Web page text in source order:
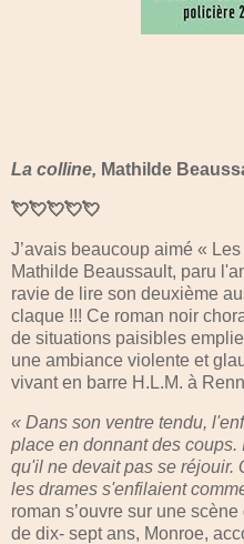
La colline, Mathilde
💘💘💘💘💘
J’avais beaucoup aimé «
Mathilde Beaussault, paru
ravie de lire son deuxième
claque !!! Ce roman noir
de situations paisibles
une ambiance violente et
vivant en barre H.L.M. à
« Dans son ventre tendu,
place en donnant des coups.
qu'il ne devait pas se réjouir.
les drames s'enfilaient
roman s’ouvre sur une
de dix- sept ans, Monroe,